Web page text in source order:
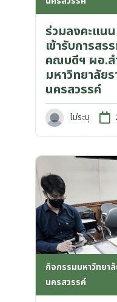
ร่วมลงคะแน
เข้ารับการสร
คณบดีฯ ผอ.ส
มหาวิทยาลัย
นครสวรรค์
ไม่ระบุ
กิจกรรมมหาวิทยา
นครสวรรค์